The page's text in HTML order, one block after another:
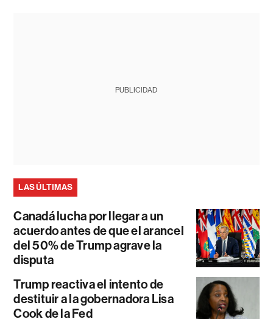
PUBLICIDAD
LAS ÚLTIMAS
Canadá lucha por llegar a un
acuerdo antes de que el arancel
del 50% de Trump agrave la
disputa
Trump reactiva el intento de
destituir a la gobernadora Lisa
Cook de la Fed